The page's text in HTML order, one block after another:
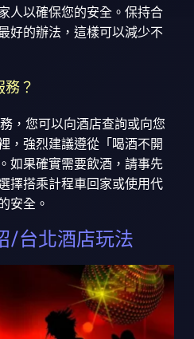
人以確保您的安全。保持合
好的辦法，這樣可以減少不
？
，您可以向酒店查詢或向您
，強烈建議遵從「喝酒不開
如果確實需要飲酒，請事先
擇搭乘計程車回家或使用代
安全。
/台北酒店玩法